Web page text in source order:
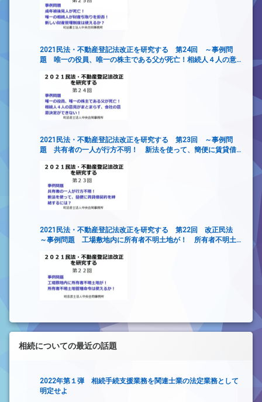
2021民法・不動産登記法改正を研究する 第24回 ～事例問
題 唯一の役員、唯一の株主である父が死亡！相続人４人の意
2021民法・不動産登記法改正を研究する 第23回 ～事例問
題 共有者の一人が行方不明！ 新法を使って、簡便に賃貸借
2021民法・不動産登記法改正を研究する 第22回 改正民法
～事例問題 工場敷地内に所有者不明土地が！ 所有者不明土
相続についての最近の話題
2022年第１弾 相続手続支援業務を関連士業の法定業務として
明定せよ